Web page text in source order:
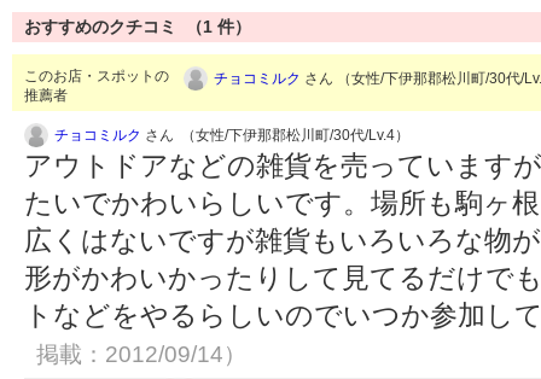
おすすめのクチコミ （1 件）
このお店・スポットの
推薦者
チョコミルク さん （女性/下伊那郡松川町/30代/
チョコミルク さん （女性/下伊那郡松川町/30代/Lv.4）
アウトドアなどの雑貨を売っています
たいでかわいらしいです。場所も駒ヶ
広くはないですが雑貨もいろいろな物
形がかわいかったりして見てるだけで
トなどをやるらしいのでいつか参加し
掲載：2012/09/14）